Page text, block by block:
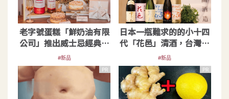
老字號蛋糕「鮮奶油有限
公司」推出威士忌經典甜
點：天使布列斯特
#新品
日本一瓶難求的的小十四
代「花邑」清酒，台灣也
喝得到了！
#新品
PR
PR